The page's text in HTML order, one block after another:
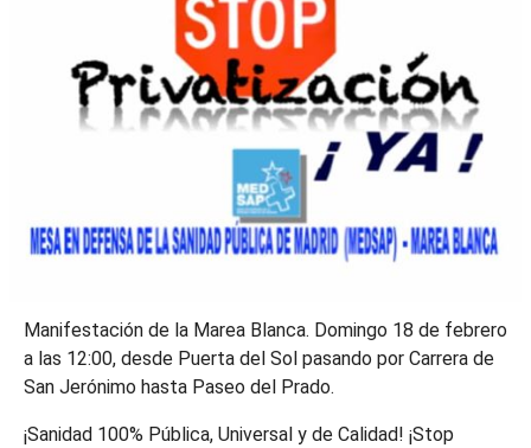
Manifestación de la Marea Blanca. Domingo 18 de febrero
a las 12:00, desde Puerta del Sol pasando por Carrera de
San Jerónimo hasta Paseo del Prado.
¡Sanidad 100% Pública, Universal y de Calidad! ¡Stop